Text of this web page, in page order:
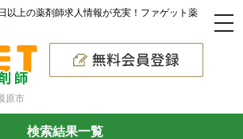
以上の薬剤師求人情報が充実！ファゲット薬
原市
検索結果一覧